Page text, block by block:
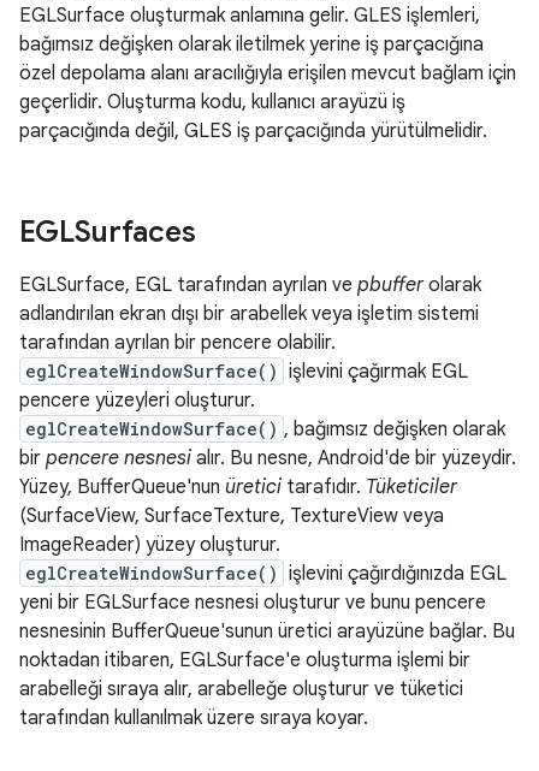
EGLSurface oluşturmak anlamına gelir. GLES işlemleri,
bağımsız değişken olarak iletilmek yerine iş parçacığına
özel depolama alanı aracılığıyla erişilen mevcut bağlam için
geçerlidir. Oluşturma kodu, kullanıcı arayüzü iş
parçacığında değil, GLES iş parçacığında yürütülmelidir.
EGLSurfaces
EGLSurface, EGL tarafından ayrılan ve pbufferolarak
adlandırılan ekran dışı bir arabellek veya işletim sistemi
tarafından ayrılan bir pencere olabilir.
eglCreateWindowSurface() işlevini çağırmak EGL
pencere yüzeyleri oluşturur.
eglCreateWindowSurface() , bağımsız değişken olarak
bir pencere nesnesi alır. Bu nesne, Android'de bir yüzeydir.
Yüzey, BufferQueue'nun üretici tarafıdır. Tüketiciler
(SurfaceView, SurfaceTexture, TextureView veya
ImageReader) yüzey oluşturur.
eglCreateWindowSurface() işlevini çağırdığınızda EGL
yeni bir EGLSurface nesnesi oluşturur ve bunu pencere
nesnesinin BufferQueue'sunun üretici arayüzüne bağlar. Bu
noktadan itibaren, EGLSurface'e oluşturma işlemi bir
arabelleği sıraya alır, arabelleğe oluşturur ve tüketici
tarafından kullanılmak üzere sıraya koyar.